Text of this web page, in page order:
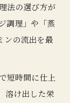
法の選び方が
調理」や「蒸
ンの流出を最
短時間に仕上
溶け出した栄